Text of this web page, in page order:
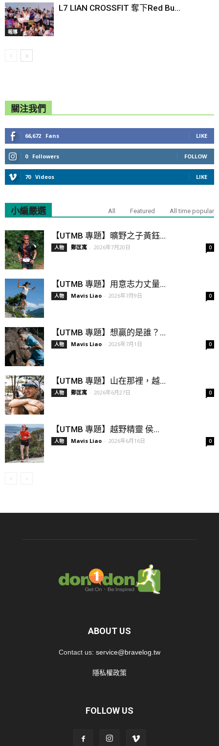
報導
L7 LIAN CROSSFIT 奪下Red Bu...
關注我們
66,672 Fans LIKE
0 Followers FOLLOW
70 Videos LIKE
小編嚴選 All Featured All time popular
【UTMB 專題】曠野之子黃鈺...
人物 鄭匡寓 - 2026年7月20日 0
【UTMB 專題】用意志力丈量...
人物 Mavis Liao - 2026年7月9日 0
【UTMB 專題】想贏的是誰？...
人物 Mavis Liao - 2026年7月1日 0
【UTMB 專題】山在那裡，越...
人物 鄭匡寓 - 2026年6月27日 0
【UTMB 專題】越野精靈 侯...
人物 Mavis Liao - 2026年6月16日 0
ABOUT US
Contact us: service@bravelog.tw
隱私權政策
FOLLOW US